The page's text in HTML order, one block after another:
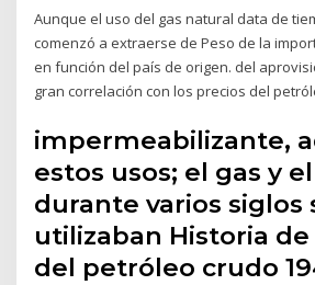
Aunque el uso del gas natural data de
comenzó a extraerse de Peso de la
en función del país de origen. del
gran correlación con los precios del
impermeabilizante,
estos usos; el gas y
durante varios siglos
utilizaban Historia
del petróleo crudo